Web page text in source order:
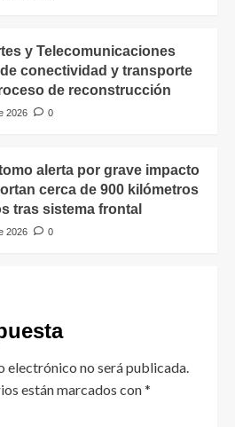
y Telecomunicaciones
conectividad y transporte
de reconstrucción
2026
0
alerta por grave impacto
cerca de 900 kilómetros
tras sistema frontal
2026 0
electrónico no será publicada.
están marcados con*